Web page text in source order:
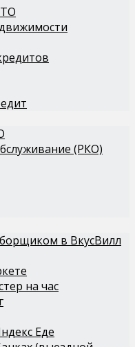
(РКО)
в ВкусВилл
на час
Еде